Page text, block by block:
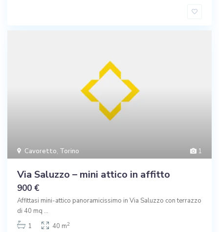
1
Cavoretto, Torino
Via Saluzzo – mini attico in affitto
900 €
Affittasi mini-attico panoramicissimo in Via Saluzzo con terrazzo
di 40 mq ...
1
40 m2